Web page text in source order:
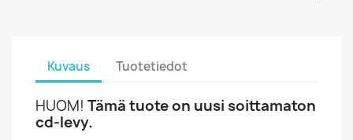
Kuvaus Tuotetiedot
HUOM! Tämä tuote on uusi soittamaton
cd-levy.